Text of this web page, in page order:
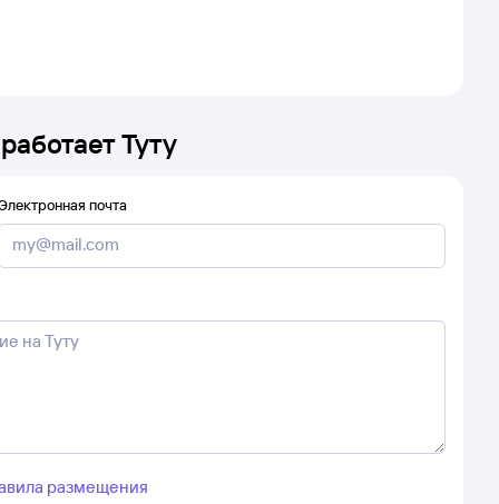
Туту
почта
размещения